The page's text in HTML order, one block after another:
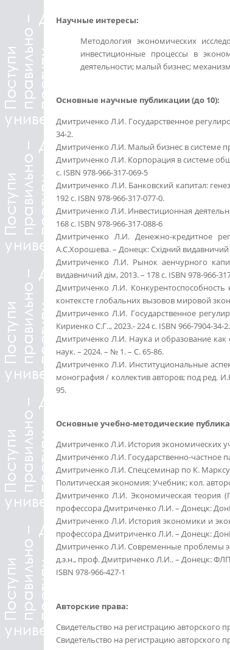
Научные интересы:
Методология экономических
инвестиционные процессы в
деятельности; малый бизнес;
Основные научные публикации (до 10):
Дмитриченко Л.И. Государственное
34-2.
Дмитриченко Л.И. Малый бизнес в системе
Дмитриченко Л.И. Корпорация в системе
с. ISBN 978-966-317-069-5
Дмитриченко Л.И. Банковский капитал:
192 с. ISBN 978-966-317-077-0.
Дмитриченко Л.И. Инвестиционная
168 с. ISBN 978-966-317-088-6
Дмитриченко Л.И. Денежно-кредитное
А.С.Хорошева. – Донецк: Східний видавничий
Дмитриченко Л.И. Рынок аенчурного
видавничий дім, 2013. – 178 с. ISBN 978-966-
Дмитриченко Л.И. Конкурентоспособность
контексте глобальних вызовов мировой
Дмитриченко Л.И. Государственное
Кириенко С.Г.., 2023.- 224 с. ISBN 966-7904-34-2.
Дмитриченко Л.И. Наука и образование как
наук. – 2024. – № 1. – С. 65-86.
Дмитриченко Л.И. Институциональные
монография / коллектив авторов; под ред.
95.
Основные учебно-методические
Дмитриченко Л.И. История экономических
Дмитриченко Л.И. Государственно-частное
Дмитриченко Л.И. Спецсеминар по К.
Политическая экономия: Учебник; кол.
Дмитриченко Л.И. Экономическая теория
профессора Дмитриченко Л.И. – Донецк:
Дмитриченко Л.И. История экономики и
профессора Дмитриченко Л.И. – Донецк:
Дмитриченко Л.И. Современные проблемы
д.э.н., проф. Дмитриченко Л.И.. – Донецк: ФЛП
ISBN 978-966-427-1
Авторские права:
Свидетельство на регистрацию авторского
Свидетельство на регистрацию